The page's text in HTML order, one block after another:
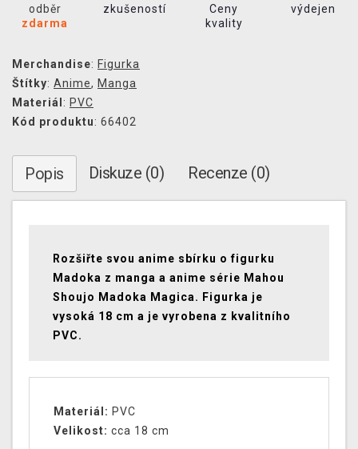
odběr
zdarma
zkušeností
Ceny
kvality
výdejen
Merchandise: Figurka
Štítky: Anime, Manga
Materiál : PVC
Kód produktu: 66402
Popis Diskuze (0) Recenze (0)
Rozšiřte svou anime sbírku o figurku
Madoka z manga a anime série Mahou
Shoujo Madoka Magica. Figurka je
vysoká 18 cm a je vyrobena z kvalitního
PVC.
Materiál: PVC
Velikost: cca 18 cm